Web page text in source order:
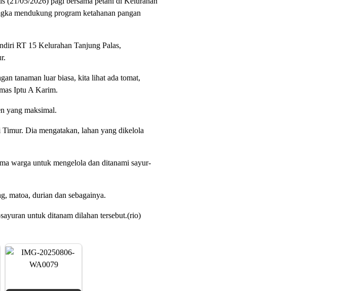
mendukung program ketahanan pangan
RT 15 Kelurahan Tanjung Palas,
tanaman luar biasa, kita lihat ada tomat,
Iptu A Karim.
yang maksimal.
Dia mengatakan, lahan yang dikelola
warga untuk mengelola dan ditanami sayur-
matoa, durian dan sebagainya.
untuk ditanam dilahan tersebut.(rio)